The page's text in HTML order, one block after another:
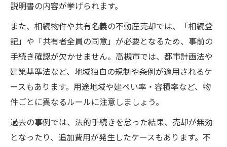
説明書の内容が挙げられます。
また、相続物件や共有名義の不動産売却では、「相続登
記」や「共有者全員の同意」が必要となるため、事前の
手続き確認が欠かせません。高槻市では、都市計画法や
建築基準法など、地域独自の規制や条例が適用されるケ
ースもあります。用途地域や建ぺい率・容積率など、物
件ごとに異なるルールに注意しましょう。
過去の事例では、法的手続きを怠った結果、売却が無効
となったり、追加費用が発生したケースもあります。不